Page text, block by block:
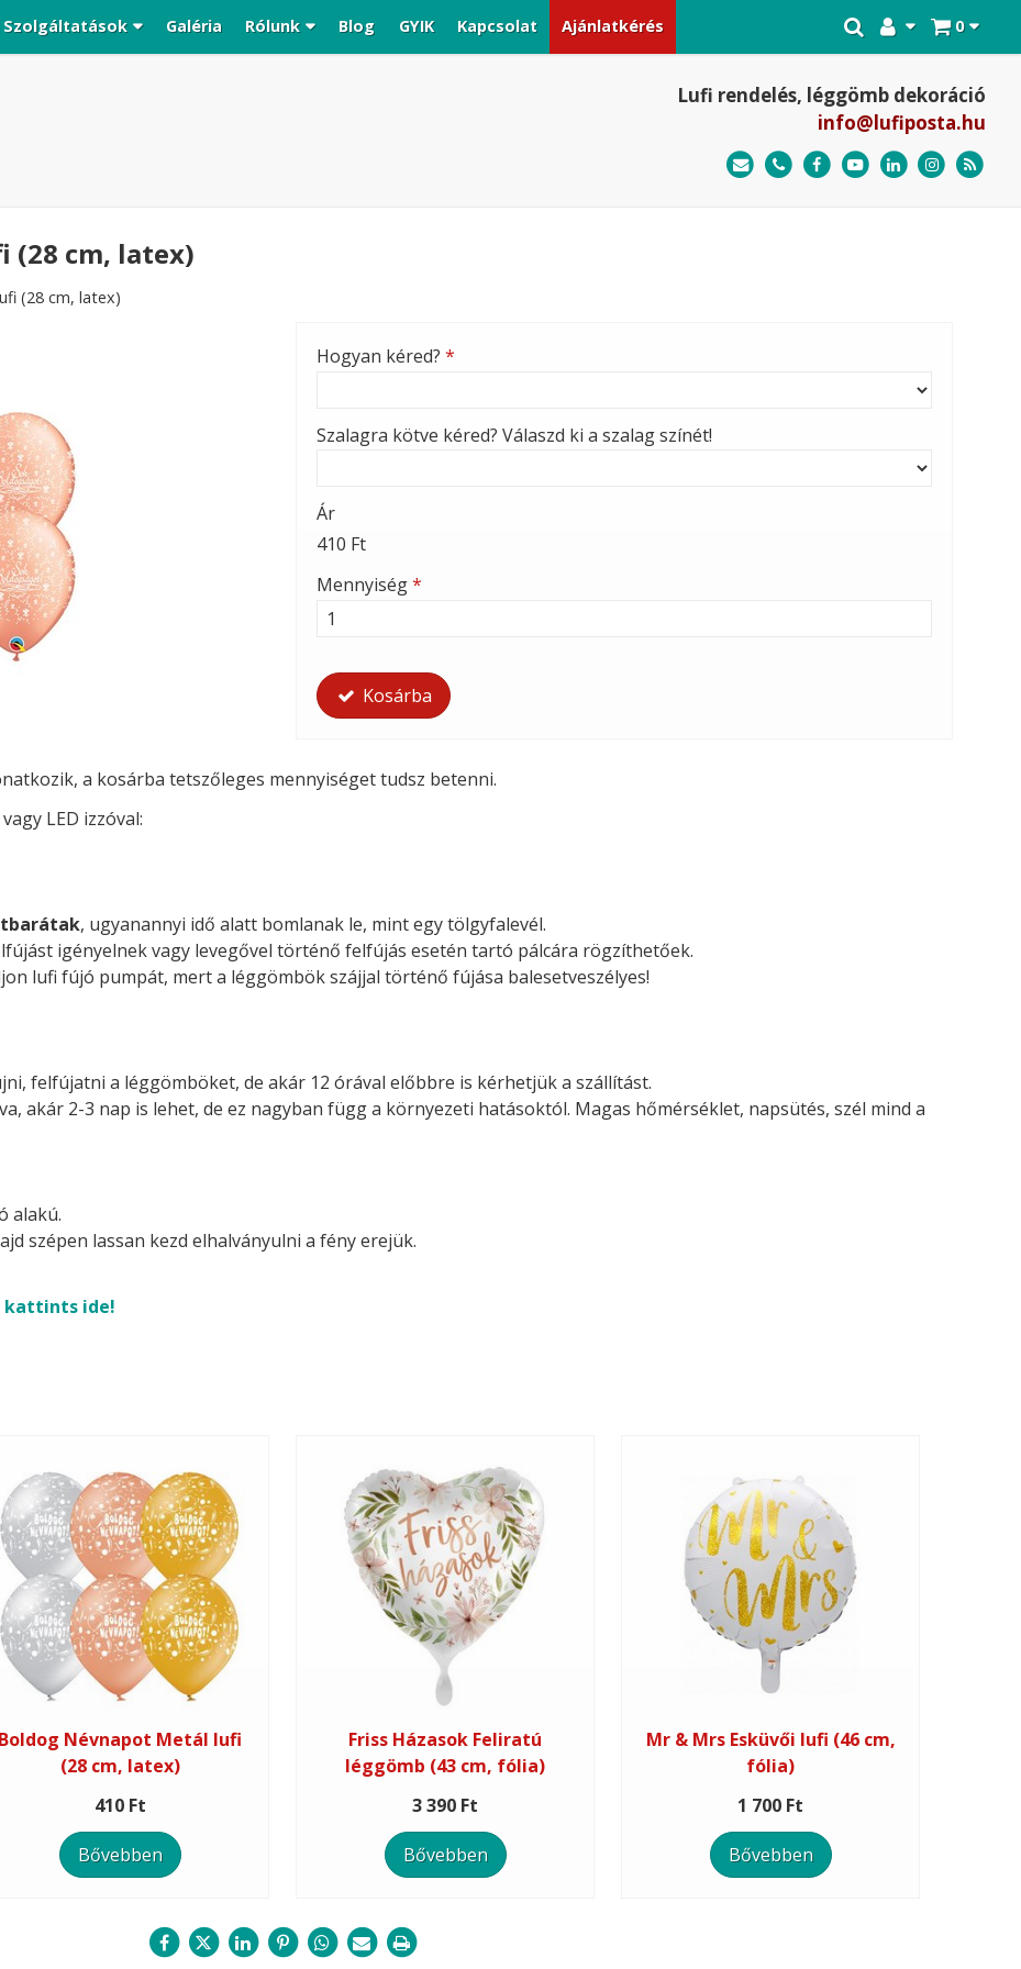
0
Szolgáltatások Galéria Rólunk Blog GYIK Kapcsolat Ajánlatkérés
Lufi rendelés, léggömb dekoráció
info@lufiposta.hu
(28 cm, latex)
(28 cm, latex)
Hogyan kéred? *
Szalagra kötve kéred? Válaszd ki a szalag színét!
Ár
410 Ft
Mennyiség*
Kosárba
a kosárba tetszőleges mennyiséget tudsz betenni.
LED izzóval:
, ugyanannyi idő alatt bomlanak le, mint egy tölgyfalevél.
igényelnek vagy levegővel történő felfújás esetén tartó pálcára rögzíthetőek.
lufi fújó pumpát, mert a léggömbök szájjal történő fújása balesetveszélyes!
felfújatni a léggömböket, de akár 12 órával előbbre is kérhetjük a szállítást.
akár 2-3 nap is lehet, de ez nagyban függ a környezeti hatásoktól. Magas hőmérséklet, napsütés, szél mind a
alakú.
szépen lassan kezd elhalványulni a fény erejük.
kattints ide!
Boldog Névnapot Metál lufi
(28 cm, latex)
410 Ft
Bővebben
Friss Házasok Feliratú
léggömb (43 cm, fólia)
3 390 Ft
Bővebben
Mr & Mrs Esküvői lufi (46 cm,
fólia)
1 700 Ft
Bővebben